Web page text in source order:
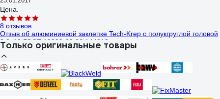
Цена.
8 отзывов
Отзыв об алюминиевой заклепке Tech-Krep с полукгруглой головой
3,0х12 ГОСТ 10299-80 36 144213
Горелик Борис
Только оригинальные товары